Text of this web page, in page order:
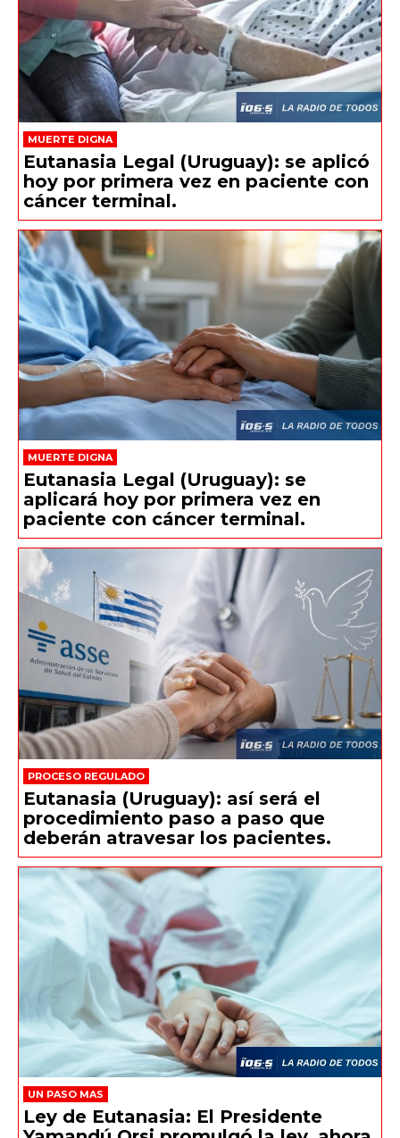
MUERTE DIGNA
Eutanasia Legal (Uruguay): se aplicó
hoy por primera vez en paciente con
cáncer terminal.
MUERTE DIGNA
Eutanasia Legal (Uruguay): se
aplicará hoy por primera vez en
paciente con cáncer terminal.
PROCESO REGULADO
Eutanasia (Uruguay): así será el
procedimiento paso a paso que
deberán atravesar los pacientes.
UN PASO MAS
Ley de Eutanasia: El Presidente